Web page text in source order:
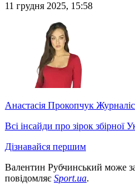
11 грудня 2025, 15:58
Анастасія Прокопчук
Всі інсайди про зірок збірної
Дізнавайся першим
Валентин Рубчинський може
повідомляє Sport.ua.